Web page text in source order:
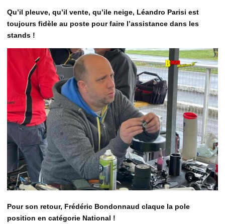
Qu’il pleuve, qu’il vente, qu’ile neige, Léandro Parisi est
toujours fidèle au poste pour faire l’assistance dans les
stands !
Pour son retour, Frédéric Bondonnaud claque la pole
position en catégorie National !